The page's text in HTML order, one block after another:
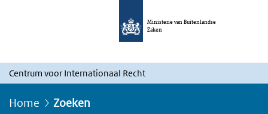
Ministerie van Buitenlandse
Zaken
Centrum voor Internationaal Recht
Home Zoeken